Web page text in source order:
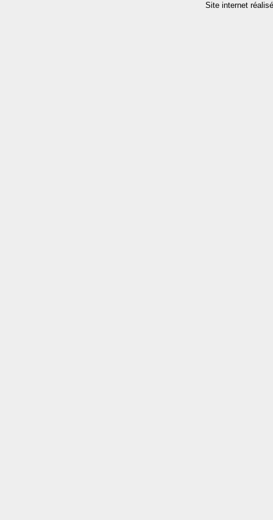
Site internet